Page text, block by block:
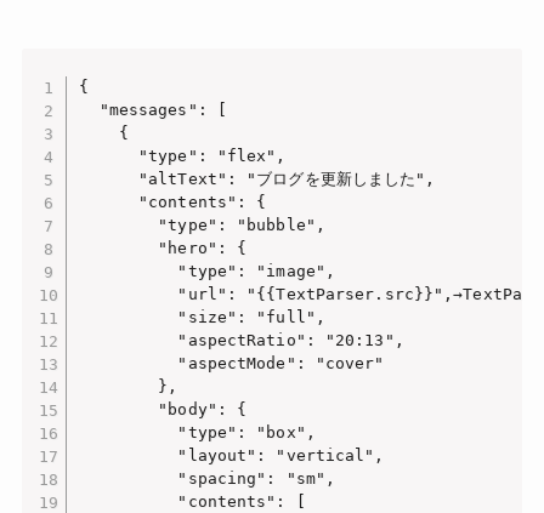
{
  "messages": [
    {
      "type": "flex",
      "altText": "ブログを更新しました",
      "contents": {
        "type": "bubble",
        "hero": {
          "type": "image",
"url": "{{TextParser.src}}",→TextParser
          "size": "full",
          "aspectRatio": "20:13",
          "aspectMode": "cover"
        },
        "body": {
          "type": "box",
          "layout": "vertical",
          "spacing": "sm",
          "contents": [